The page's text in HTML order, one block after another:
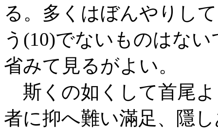
る。多くはぼんやりし
う(10)でないものはな
省みて見るがよい。
斯くの如くして首尾
者に抑へ難い滿足、隱